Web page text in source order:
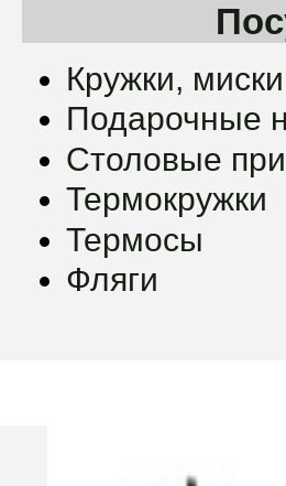
Кружки,
Подарочные
Столовые
Термокружки
Термосы
Фляги